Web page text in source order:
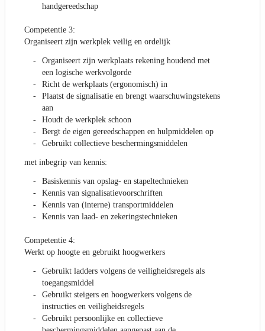
handgereedschap
Competentie 3:
Organiseert zijn werkplek veilig en ordelijk
Organiseert zijn werkplaats rekening houdend met
een logische werkvolgorde
Richt de werkplaats (ergonomisch) in
Plaatst de signalisatie en brengt waarschuwingstekens
aan
Houdt de werkplek schoon
Bergt de eigen gereedschappen en hulpmiddelen op
Gebruikt collectieve beschermingsmiddelen
met inbegrip van kennis:
Basiskennis van opslag- en stapeltechnieken
Kennis van signalisatievoorschriften
Kennis van (interne) transportmiddelen
Kennis van laad- en zekeringstechnieken
Competentie 4:
Werkt op hoogte en gebruikt hoogwerkers
Gebruikt ladders volgens de veiligheidsregels als
toegangsmiddel
Gebruikt steigers en hoogwerkers volgens de
instructies en veiligheidsregels
Gebruikt persoonlijke en collectieve